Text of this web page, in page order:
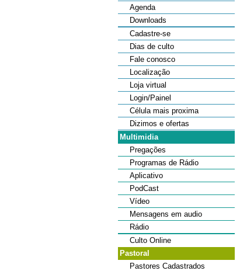
Agenda
Downloads
Cadastre-se
Dias de culto
Fale conosco
Localização
Loja virtual
Login/Painel
Célula mais proxima
Dizimos e ofertas
Multimidia
Pregações
Programas de Rádio
Aplicativo
PodCast
Vídeo
Mensagens em audio
Rádio
Culto Online
Pastoral
Pastores Cadastrados